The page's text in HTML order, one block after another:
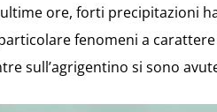
ore, forti precipitazioni
fenomeni a
sull’agrigentino si sono